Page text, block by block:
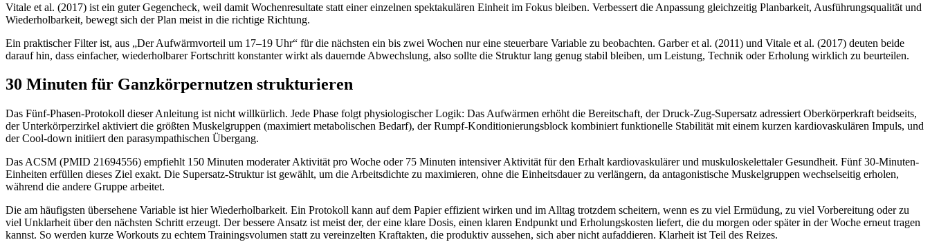
Vitale et al. (2017) ist ein guter Gegencheck, weil damit Wochenresultate statt einer einzelnen spektakulären Einheit im Fokus bleiben. Verbessert die Anpassung gleichzeitig Planbarkeit, Ausführungsqualität und
Wiederholbarkeit, bewegt sich der Plan meist in die richtige Richtung.
Ein praktischer Filter ist, aus „Der Aufwärmvorteil um 17–19 Uhr“ für die nächsten ein bis zwei Wochen nur eine steuerbare Variable zu beobachten. Garber et al. (2011) und Vitale et al. (2017) deuten beide
darauf hin, dass einfacher, wiederholbarer Fortschritt konstanter wirkt als dauernde Abwechslung, also sollte die Struktur lang genug stabil bleiben, um Leistung, Technik oder Erholung wirklich zu beurteilen.
30 Minuten für Ganzkörpernutzen strukturieren
Das Fünf-Phasen-Protokoll dieser Anleitung ist nicht willkürlich. Jede Phase folgt physiologischer Logik: Das Aufwärmen erhöht die Bereitschaft, der Druck-Zug-Supersatz adressiert Oberkörperkraft beidseits,
der Unterkörperzirkel aktiviert die größten Muskelgruppen (maximiert metabolischen Bedarf), der Rumpf-Konditionierungsblock kombiniert funktionelle Stabilität mit einem kurzen kardiovaskulären Impuls, und
der Cool-down initiiert den parasympathischen Übergang.
Das ACSM (PMID 21694556) empfiehlt 150 Minuten moderater Aktivität pro Woche oder 75 Minuten intensiver Aktivität für den Erhalt kardiovaskulärer und muskuloskelettaler Gesundheit. Fünf 30-Minuten-
Einheiten erfüllen dieses Ziel exakt. Die Supersatz-Struktur ist gewählt, um die Arbeitsdichte zu maximieren, ohne die Einheitsdauer zu verlängern, da antagonistische Muskelgruppen wechselseitig erholen,
während die andere Gruppe arbeitet.
Die am häufigsten übersehene Variable ist hier Wiederholbarkeit. Ein Protokoll kann auf dem Papier effizient wirken und im Alltag trotzdem scheitern, wenn es zu viel Ermüdung, zu viel Vorbereitung oder zu
viel Unklarheit über den nächsten Schritt erzeugt. Der bessere Ansatz ist meist der, der eine klare Dosis, einen klaren Endpunkt und Erholungskosten liefert, die du morgen oder später in der Woche erneut tragen
kannst. So werden kurze Workouts zu echtem Trainingsvolumen statt zu vereinzelten Kraftakten, die produktiv aussehen, sich aber nicht aufaddieren. Klarheit ist Teil des Reizes.